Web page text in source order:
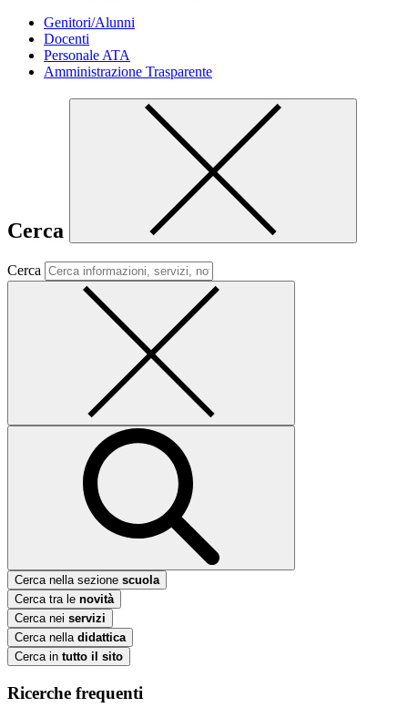
Genitori/Alunni
Docenti
Personale ATA
Amministrazione Trasparente
Cerca
Cerca
Cerca nella sezione scuola
Cerca tra le novità
Cerca nei servizi
Cerca nella didattica
Cerca in tutto il sito
Ricerche frequenti